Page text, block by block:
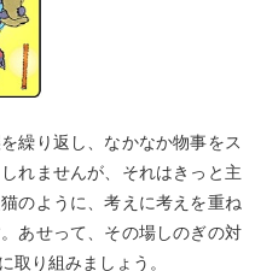
繰り返し、なかなか物事をス
れませんが、それはきっと主
のように、考えに考えを重ね
あせって、その場しのぎの対
取り組みましょう。